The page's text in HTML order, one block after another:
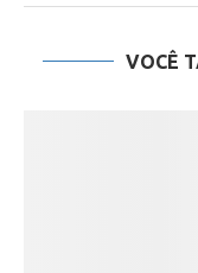
VOCÊ